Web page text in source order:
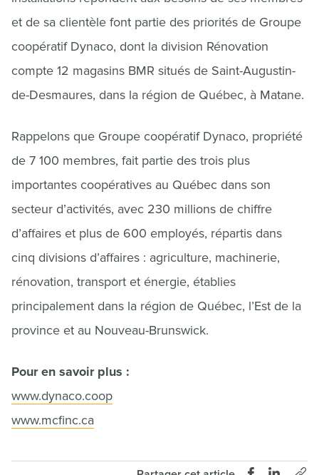
et de sa clientèle font partie des priorités de Groupe
coopératif Dynaco, dont la division Rénovation
compte 12 magasins BMR situés de Saint-Augustin-
de-Desmaures, dans la région de Québec, à Matane.
Rappelons que Groupe coopératif Dynaco, propriété
de 7 100 membres, fait partie des trois plus
importantes coopératives au Québec dans son
secteur d’activités, avec 230 millions de chiffre
d’affaires et plus de 600 employés, répartis dans
cinq divisions d’affaires : agriculture, machinerie,
rénovation, transport et énergie, établies
principalement dans la région de Québec, l’Est de la
province et au Nouveau-Brunswick.
Pour en savoir plus :
www.dynaco.coop
www.mcfinc.ca